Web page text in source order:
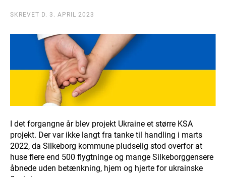
SKREVET D. 3. APRIL 2023
I det forgangne år blev projekt Ukraine et større KSA
projekt. Der var ikke langt fra tanke til handling i marts
2022, da Silkeborg kommune pludselig stod overfor at
huse flere end 500 flygtninge og mange Silkeborggensere
åbnede uden betænkning, hjem og hjerte for ukrainske